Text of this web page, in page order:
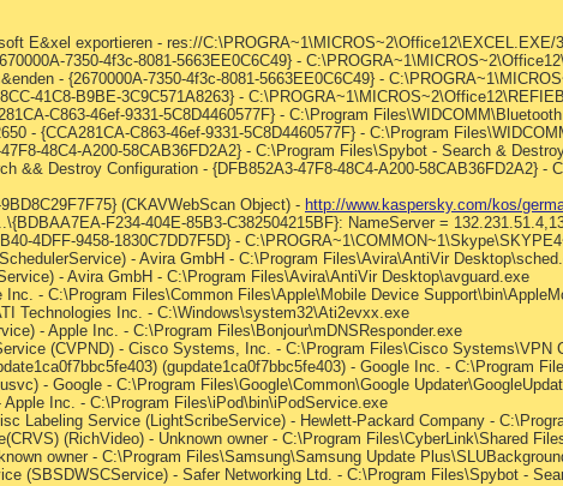
E&xel exportieren - res://C:\PROGRA~1\MICROS~2\Office12\EXCEL.EXE/
7350-4f3c-8081-5663EE0C6C49} -
- {2670000A-7350-4f3c-8081-5663EE0C6C49} -
41C8-B9BE-3C9C571A8263} -
C863-46ef-9331-5C8D4460577F} - C:\Program
- {CCA281CA-C863-46ef-9331-5C8D4460577F} - C:\Program
48C4-A200-58CAB36FD2A2} - C:\Program Files\Spybot - Search &
&& Destroy Configuration - {DFB852A3-47F8-48C4-A200-58CAB36FD2A2} -
(CKAVWebScan Object) - http://www.kaspersky.com/kos/
F234-404E-85B3-C382504215BF}: NameServer =
4DFF-9458-1830C7DD7F5D} -
- Avira GmbH - C:\Program Files\Avira\AntiVir
- Avira GmbH - C:\Program Files\Avira\AntiVir Desktop\avguard.exe
- C:\Program Files\Common Files\Apple\Mobile Device
Technologies Inc. - C:\Windows\system32\Ati2evxx.exe
- Apple Inc. - C:\Program Files\Bonjour\mDNSResponder.exe
(CVPND) - Cisco Systems, Inc. - C:\Program Files\Cisco Systems\VPN
(gupdate1ca0f7bbc5fe403) - Google Inc. - C:\Program
- Google - C:\Program Files\Google\Common\Google
Inc. - C:\Program Files\iPod\bin\iPodService.exe
Labeling Service (LightScribeService) - Hewlett-Packard Company -
(RichVideo) - Unknown owner - C:\Program Files\CyberLink\Shared
owner - C:\Program Files\Samsung\Samsung Update
(SBSDWSCService) - Safer Networking Ltd. - C:\Program Files\Spybot -